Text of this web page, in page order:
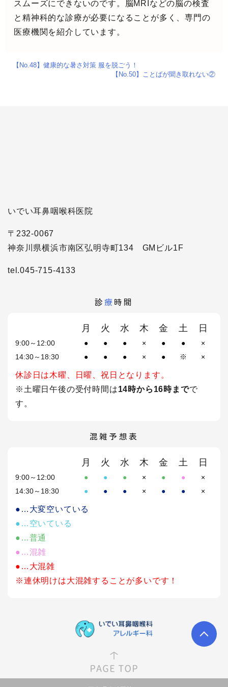
スムーズにできないのです。脳MRIなどの脳の検査
と精神科的な診療が必要になることが多く、専門の
医療機関を紹介しています。
【No.48】健康的な暑さ対策 服を脱ごう！
【No.50】ことばが聞き取れない②
いでい耳鼻咽喉科医院
〒232-0067
神奈川県横浜市南区弘明寺町134 GMビル1F
tel.045-715-4133
診 療 時間
月 火 水 木 金 土 日
9:00～12:00 ● ● ● × ● ●
×
14:30～18:30
● ● ● × ● ※ ×
休診日は木曜、日曜、祝日となります。
※土曜日午後の受付時間は14時から16時までで
す。
混雑予想表
月 火 水 木 金 土 日
9:00～12:00 ● ● ● × ● ●
×
14:30～18:30
● ● ● × ● ● ×
●…大変空いている
●…空いている
●…普通
●…混雑
●…大混雑
※連休明けは大混雑することが多いです！